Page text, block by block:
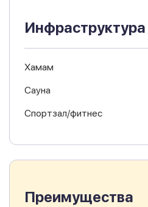
Инфраструктура
Хамам
Сауна
Спортзал/фитнес
Преимущества